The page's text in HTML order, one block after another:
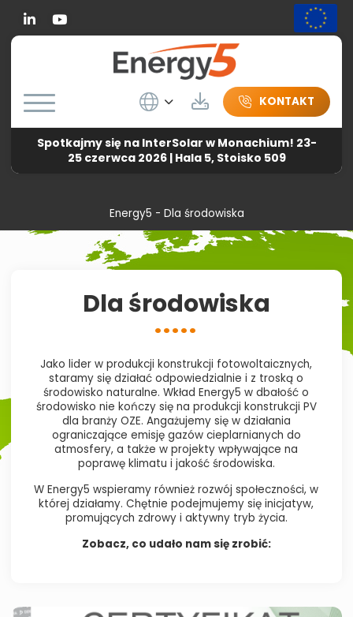
Wybierz język
Do pobraniaKONTAKT
Spotkajmy się na InterSolar w Monachium! 23-
25 czerwca 2026 | Hala 5, Stoisko 509
Energy5 - Dla środowiska
Dla środowiska
Jako lider w produkcji konstrukcji fotowoltaicznych,
staramy się działać odpowiedzialnie i z troską o
środowisko naturalne. Wkład Energy5 w dbałość o
środowisko nie kończy się na produkcji konstrukcji PV
dla branży OZE. Angażujemy się w działania
ograniczające emisję gazów cieplarnianych do
atmosfery, a także w projekty wpływające na
poprawę klimatu i jakość środowiska.
W Energy5 wspieramy również rozwój społeczności, w
której działamy. Chętnie podejmujemy się inicjatyw,
promujących zdrowy i aktywny tryb życia.
Zobacz, co udało nam się zrobić: